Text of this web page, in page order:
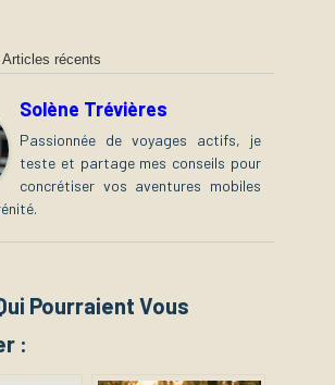
Articles récents
Solène Trévières
Passionnée de voyages actifs, je
teste et partage mes conseils pour
concrétiser vos aventures mobiles
Pourraient Vous
: